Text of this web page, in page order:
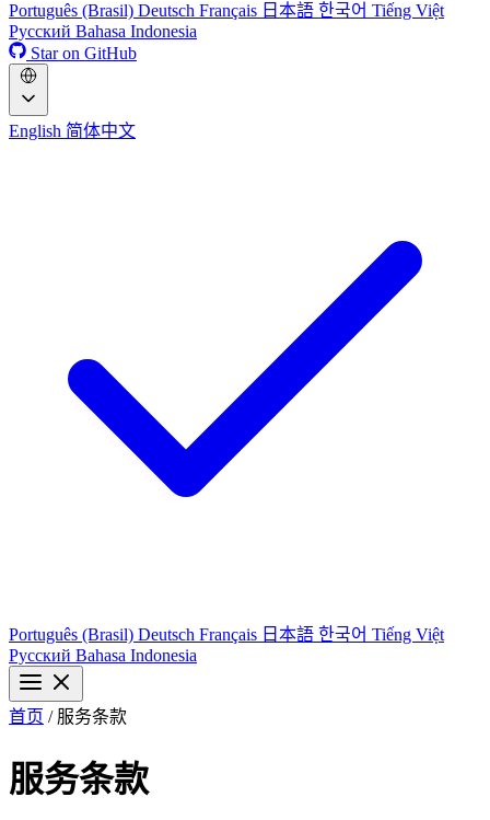
Português (Brasil) Deutsch Français 日本語 한국어 Tiếng Việt
Русский Bahasa Indonesia
Star on GitHub
English 简体中文
Português (Brasil) Deutsch Français 日本語 한국어 Tiếng Việt
Русский Bahasa Indonesia
首页 / 服务条款
服务条款